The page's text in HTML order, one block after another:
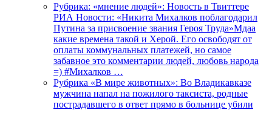
Рубрика: «мнение людей»: Новость в Твиттере
РИА Новости: «Никита Михалков поблагодарил
Путина за присвоение звания Героя Труда»Мдаа
какие времена такой и Херой. Его освободят от
оплаты коммунальных платежей, но самое
забавное это комментарии людей, любовь народа
=) #Михалков …
Рубрика «В мире животных»: Во Владикавказе
мужчина напал на пожилого таксиста, родные
пострадавшего в ответ прямо в больнице убили